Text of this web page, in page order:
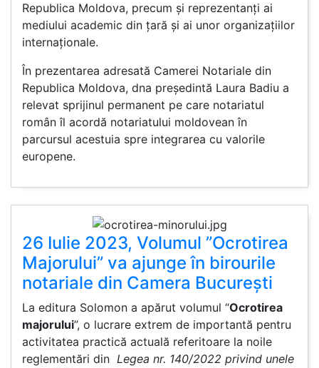
Republica Moldova, precum și reprezentanți ai
mediului academic din țară și ai unor organizațiilor
internaționale.
În prezentarea adresată Camerei Notariale din
Republica Moldova, dna președintă Laura Badiu a
relevat sprijinul permanent pe care notariatul
român îl acordă notariatului moldovean în
parcursul acestuia spre integrarea cu valorile
europene.
26 Iulie 2023, Volumul ”Ocrotirea
Majorului” va ajunge în birourile
notariale din Camera București
La editura Solomon a apărut volumul “Ocrotirea
majorului”, o lucrare extrem de importantă pentru
activitatea practică actuală referitoare la noile
reglementări din Legea nr. 140/2022 privind unele